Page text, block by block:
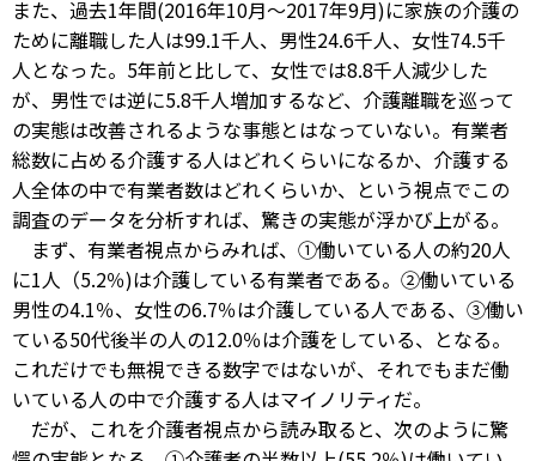
また、過去1年間(2016年10月～2017年9月)に家族の介護の
ために離職した人は99.1千人、男性24.6千人、女性74.5千
人となった。5年前と比して、女性では8.8千人減少した
が、男性では逆に5.8千人増加するなど、介護離職を巡って
の実態は改善されるような事態とはなっていない。有業者
総数に占める介護する人はどれくらいになるか、介護する
人全体の中で有業者数はどれくらいか、という視点でこの
調査のデータを分析すれば、驚きの実態が浮かび上がる。
まず、有業者視点からみれば、①働いている人の約20人
に1人（5.2％)は介護している有業者である。②働いている
男性の4.1％、女性の6.7％は介護している人である、③働い
ている50代後半の人の12.0％は介護をしている、となる。
これだけでも無視できる数字ではないが、それでもまだ働
いている人の中で介護する人はマイノリティだ。
だが、これを介護者視点から読み取ると、次のように驚